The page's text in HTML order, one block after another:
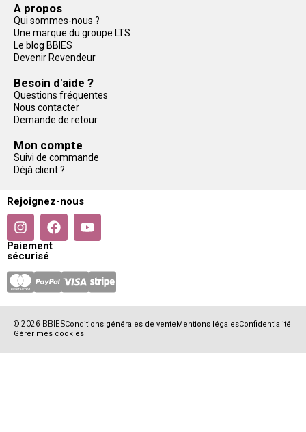
A propos
Qui sommes-nous ?
Une marque du groupe LTS
Le blog BBIES
Devenir Revendeur
Besoin d'aide ?
Questions fréquentes
Nous contacter
Demande de retour
Mon compte
Suivi de commande
Déjà client ?
Rejoignez-nous
Paiement
sécurisé
© 2026 BBIESConditions générales de venteMentions légalesConfidentialité
Gérer mes cookies